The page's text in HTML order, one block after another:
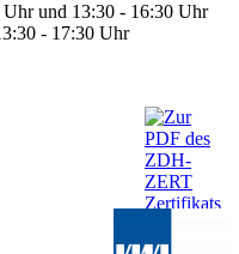
und 13:30 - 16:30 Uhr
- 17:30 Uhr